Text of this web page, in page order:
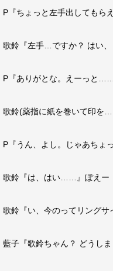
P『ちょっと左手出してもらえ
歌鈴『左手…ですか？ はい、
P『ありがとな。えーっと……
歌鈴(薬指に紙を巻いて印
P『うん、よし。じゃあちょ
歌鈴『は、はい……』ぽえー
歌鈴『い、今のってリング
藍子『歌鈴ちゃん？ どうしま